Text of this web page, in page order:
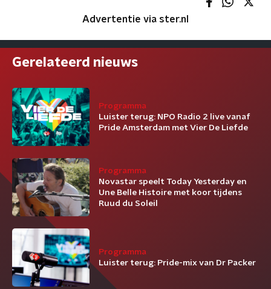
Advertentie via ster.nl
Gerelateerd nieuws
Programma
Luister terug: NPO Radio 2 live vanaf
Pride Amsterdam met Vier De Liefde
Programma
Novastar speelt Today Yesterday en
Une Belle Histoire met koor tijdens
Ruud du Soleil
Programma
Luister terug: Pride-mix van Dr Packer